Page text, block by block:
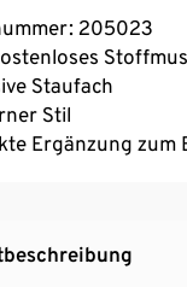
205023
Staufach
Stil
Ergänzung zum